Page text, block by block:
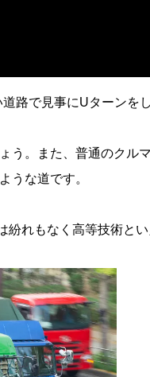
路で見事にUターンをし
う。また、普通のクル
うな道です。
れもなく高等技術とい